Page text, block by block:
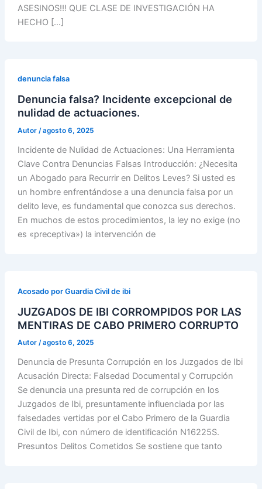
ASESINOS!!! QUE CLASE DE INVESTIGACIÓN HA
HECHO […]
denuncia falsa
Denuncia falsa? Incidente excepcional de
nulidad de actuaciones.
Autor /agosto 6, 2025
Incidente de Nulidad de Actuaciones: Una Herramienta
Clave Contra Denuncias Falsas Introducción: ¿Necesita
un Abogado para Recurrir en Delitos Leves? Si usted es
un hombre enfrentándose a una denuncia falsa por un
delito leve, es fundamental que conozca sus derechos.
En muchos de estos procedimientos, la ley no exige (no
es «preceptiva») la intervención de
Acosado por Guardia Civil de ibi
JUZGADOS DE IBI CORROMPIDOS POR LAS
MENTIRAS DE CABO PRIMERO CORRUPTO
Autor /agosto 6, 2025
Denuncia de Presunta Corrupción en los Juzgados de Ibi
Acusación Directa: Falsedad Documental y Corrupción
Se denuncia una presunta red de corrupción en los
Juzgados de Ibi, presuntamente influenciada por las
falsedades vertidas por el Cabo Primero de la Guardia
Civil de Ibi, con número de identificación N16225S.
Presuntos Delitos Cometidos Se sostiene que tanto